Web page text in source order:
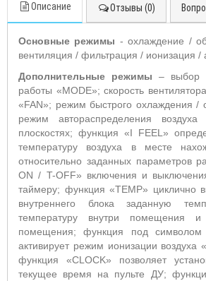
Описание Отзывы (0)
Основные режимы - охлаждение /
вентиляция / фильтрация / ионизация /
Дополнительные режимы – выбор
работы «MODE»; скорость
«FAN»; режим быстрого охлаждения /
режим автораспределения
плоскостях; функция «I FEEL»
температуру воздуха в месте
относительно заданных параметров
ON / T-OFF» включения и
таймеру; функция «TEMP» циклично
внутреннего блока заданную
температуру внутри помещения и
помещения; функция под
активирует режим ионизации воздуха
функция «CLOCK» позволяет
текущее время на пульте ДУ;